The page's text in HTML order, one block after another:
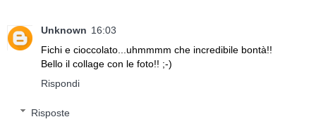
Unknown 16:03
Fichi e cioccolato...uhmmmm che incredibile bontà!!
Bello il collage con le foto!! ;-)
Rispondi
Risposte